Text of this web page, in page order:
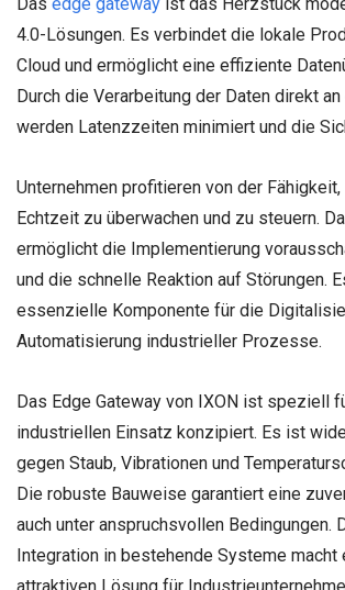
4.0-Lösungen. Es verbindet die lokale
Cloud und ermöglicht eine effiziente
Durch die Verarbeitung der Daten direkt
werden Latenzzeiten minimiert und die
Unternehmen profitieren von der
Echtzeit zu überwachen und zu steuern.
ermöglicht die Implementierung
und die schnelle Reaktion auf Störungen.
essenzielle Komponente für die
Automatisierung industrieller Prozesse.
Das Edge Gateway von IXON ist speziell
industriellen Einsatz konzipiert. Es ist
gegen Staub, Vibrationen und
Die robuste Bauweise garantiert eine
auch unter anspruchsvollen Bedingungen.
Integration in bestehende Systeme macht